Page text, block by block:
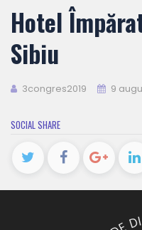
Hotel
Sibiu
3congres2019 9
SOCIAL SHARE